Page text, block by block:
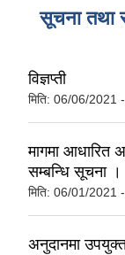
सूचना तथा
विज्ञप्ती
मिति: 06/06/2021
मागमा आधारित
सम्बन्धि सूचना ।
मिति: 06/01/2021
अनुदानमा